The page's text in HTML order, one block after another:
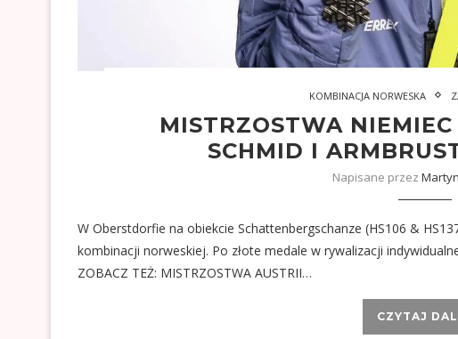
KOMBINACJA NORWESKA
MISTRZOSTWA
SCHMID I
Napisane przez
W Oberstdorfie na obiekcie Schattenbergschanze (HS106 &
kombinacji norweskiej. Po złote medale w rywalizacji
ZOBACZ TEŻ: MISTRZOSTWA AUSTRII…
CZYTAJ